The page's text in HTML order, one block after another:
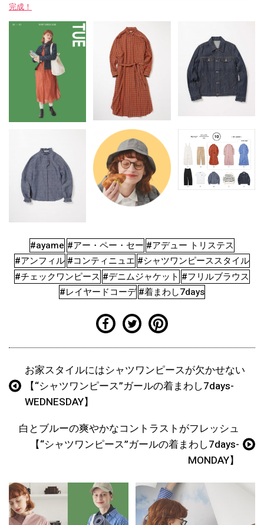
完成！
#ayame #アー・ペー・セー #アデュー トリステス
#アンフィル #コンティニュエ #シャツワンピーススタイル
#チェックワンピース #デニムジャケット #フリルブラウス
#レイヤードコーデ #着まわし7days
お家スタイルにはシャツワンピースが欠かせない
【“シャツワンピース”ガールの着まわし7days-
WEDNESDAY】
白とブルーの爽やかなコントラストがフレッシュ
【“シャツワンピース”ガールの着まわし7days-
MONDAY】